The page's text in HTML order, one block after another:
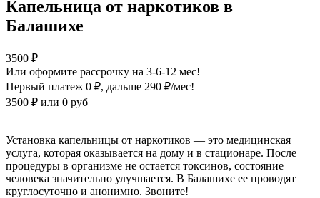
Капельница от наркотиков в
Балашихе
3500 ₽
Или оформите рассрочку на 3-6-12 мес!
Первый платеж 0 ₽, дальше 290 ₽/мес!
3500 ₽ или 0 руб
Установка капельницы от наркотиков — это медицинская
услуга, которая оказывается на дому и в стационаре. После
процедуры в организме не остается токсинов, состояние
человека значительно улучшается. В Балашихе ее проводят
круглосуточно и анонимно. Звоните!